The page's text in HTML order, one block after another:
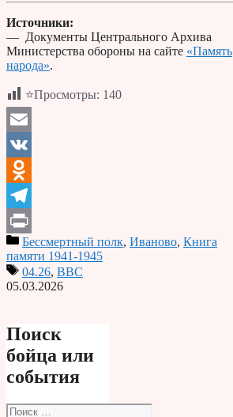
Источники:
— Документы Центрального Архива
Министерства обороны на сайте «Память
народа».
⭐Просмотры: 140
Email
VK
Odnoklassniki
Telegram
PrintБессмертный полк, Иваново, Книга
памяти 1941-1945
04.26, ВВС
05.03.2026
Поиск
бойца или
события
Поиск: